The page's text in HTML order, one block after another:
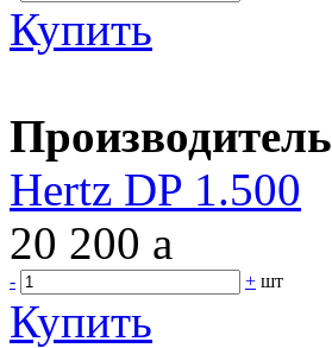
Купить
Производитель
Hertz DP 1.500
20 200 a
- + шт
Купить